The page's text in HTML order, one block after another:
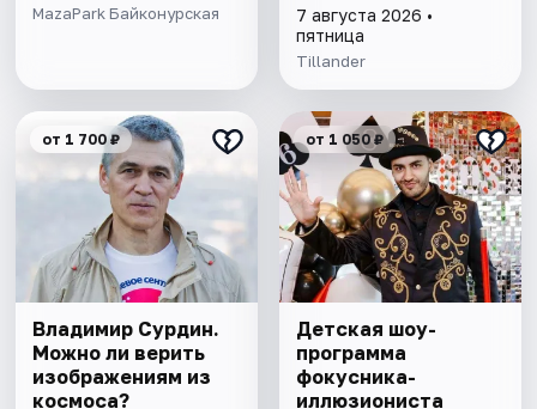
MazaPark Байконурская
7 августа 2026 •
пятница
Tillander
от 1 700 ₽
Владимир Сурдин.
Можно ли верить
изображениям из
космоса?
от 1 050 ₽
Детская шоу-
программа
фокусника-
иллюзиониста